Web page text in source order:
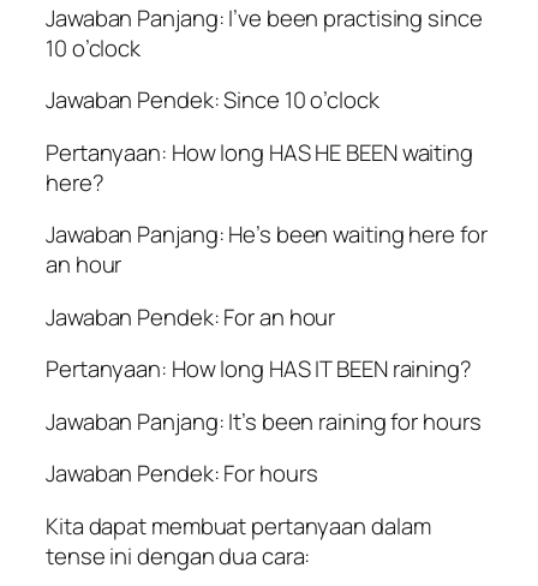
Jawaban Panjang: I’ve been practising since
10 o’clock
Jawaban Pendek: Since 10 o’clock
Pertanyaan: How long HAS HE BEEN waiting
here?
Jawaban Panjang: He’s been waiting here for
an hour
Jawaban Pendek: For an hour
Pertanyaan: How long HAS IT BEEN raining?
Jawaban Panjang: It’s been raining for hours
Jawaban Pendek: For hours
Kita dapat membuat pertanyaan dalam
tense ini dengan dua cara: